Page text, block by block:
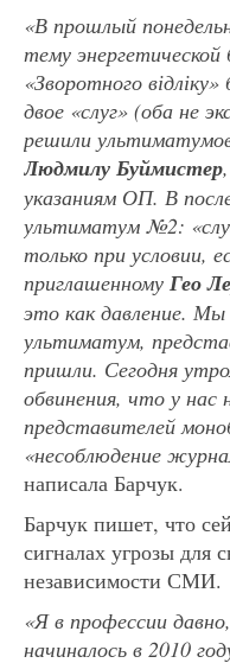
«В прошлый
тему
«Зворотного
двое «слуг» (оба не
решили
Людмилу Буймистер
указаниям ОП. В
ультиматум №2:
только при условии,
приглашенному Гео
это как давление.
ультиматум,
пришли. Сегодня
обвинения, что у нас
представителей
«несоблюдение
написала Барчук.
Барчук пишет, что
сигналах угрозы для
независимости СМИ.
«Я в профессии
начиналось в 2010